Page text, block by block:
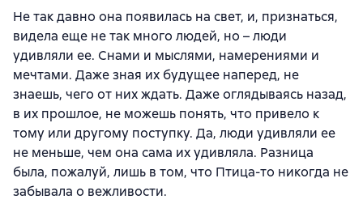
Не так давно она появилась на свет, и, признаться,
видела еще не так много людей, но – люди
удивляли ее. Снами и мыслями, намерениями и
мечтами. Даже зная их будущее наперед, не
знаешь, чего от них ждать. Даже оглядываясь назад,
в их прошлое, не можешь понять, что привело к
тому или другому поступку. Да, люди удивляли ее
не меньше, чем она сама их удивляла. Разница
была, пожалуй, лишь в том, что Птица-то никогда не
забывала о вежливости.